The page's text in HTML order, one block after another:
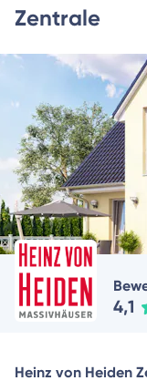
Zentrale
4,1
Heinz von Heiden